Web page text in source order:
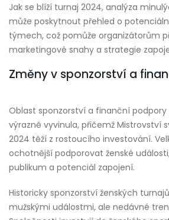
Jak se blíží turnaj 2024, analýza
může poskytnout přehled o
týmech, což pomůže organizátorům
marketingové snahy a strategie
Změny v sponzorství a
Oblast sponzorství a finanční podpory
výrazně vyvinula, přičemž Mistrovství
2024 těží z rostoucího investování.
ochotnější podporovat ženské
publikum a potenciál zapojení.
Historicky sponzorství ženských
mužskými událostmi, ale nedávné